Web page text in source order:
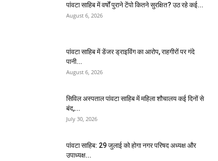
पांवटा साहिब में वर्षों पुराने टेंपो कितने सुरक्षित? उठ रहे कई...
August 6, 2026
पांवटा साहिब में डेंजर ड्राइविंग का आरोप, राहगीरों पर गंदे
पानी...
August 6, 2026
सिविल अस्पताल पांवटा साहिब में महिला शौचालय कई दिनों से
बंद,...
July 30, 2026
पांवटा साहिब: 29 जुलाई को होगा नगर परिषद अध्यक्ष और
उपाध्यक्ष...